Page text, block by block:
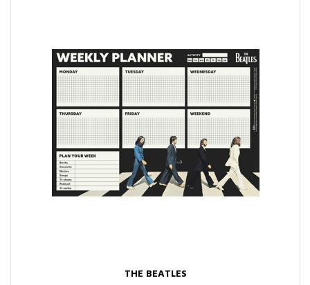
THE BEATLES